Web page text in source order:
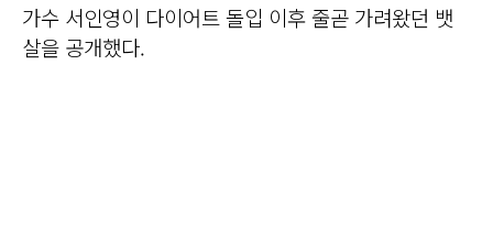
가수 서인영이 다이어트 돌입 이후 줄곧 가려왔던 뱃
살을 공개했다.